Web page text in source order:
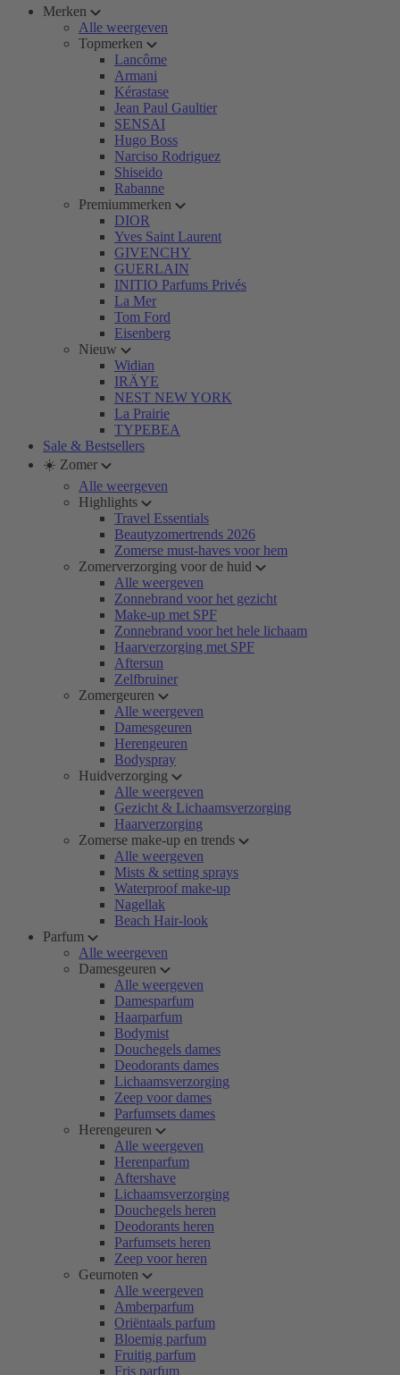
Merken
Alle weergeven
Topmerken
Lancôme
Armani
Kérastase
Jean Paul Gaultier
SENSAI
Hugo Boss
Narciso Rodriguez
Shiseido
Rabanne
Premiummerken
DIOR
Yves Saint Laurent
GIVENCHY
GUERLAIN
INITIO Parfums Privés
La Mer
Tom Ford
Eisenberg
Nieuw
Widian
IRÄYE
NEST NEW YORK
La Prairie
TYPEBEA
Sale & Bestsellers
☀️ Zomer
Alle weergeven
Highlights
Travel Essentials
Beautyzomertrends 2026
Zomerse must-haves voor hem
Zomerverzorging voor de huid
Alle weergeven
Zonnebrand voor het gezicht
Make-up met SPF
Zonnebrand voor het hele lichaam
Haarverzorging met SPF
Aftersun
Zelfbruiner
Zomergeuren
Alle weergeven
Damesgeuren
Herengeuren
Bodyspray
Huidverzorging
Alle weergeven
Gezicht & Lichaamsverzorging
Haarverzorging
Zomerse make-up en trends
Alle weergeven
Mists & setting sprays
Waterproof make-up
Nagellak
Beach Hair-look
Parfum
Alle weergeven
Damesgeuren
Alle weergeven
Damesparfum
Haarparfum
Bodymist
Douchegels dames
Deodorants dames
Lichaamsverzorging
Zeep voor dames
Parfumsets dames
Herengeuren
Alle weergeven
Herenparfum
Aftershave
Lichaamsverzorging
Douchegels heren
Deodorants heren
Parfumsets heren
Zeep voor heren
Geurnoten
Alle weergeven
Amberparfum
Oriëntaals parfum
Bloemig parfum
Fruitig parfum
Fris parfum